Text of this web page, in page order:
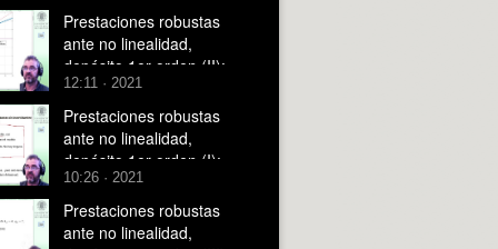
Prestaciones robustas
ante no linealidad,
depósito 1er orden (II):
Acotación de no-
linealidad en sectorr
12:11 · 2021
Prestaciones robustas
ante no linealidad,
depósito 1er orden (I):
Modelado, linealización
10:26 · 2021
Prestaciones robustas
ante no linealidad,